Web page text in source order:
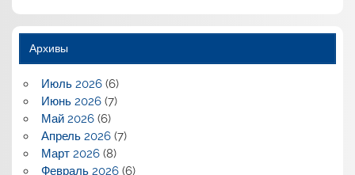
Архивы
Июль 2026(6)
Июнь 2026(7)
Май 2026(6)
Апрель 2026(7)
Март 2026(8)
Февраль 2026(6)